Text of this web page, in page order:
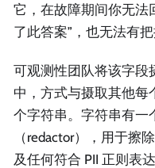
它，在故障期间你无法
了此答案”，也无法有
可观测性团队将该字段
中，方式与摄取其他
个字符串。字符串有一
（redactor），用于擦
及任何符合 PII 正则表